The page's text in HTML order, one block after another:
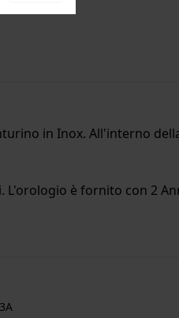
in Inox. All'interno
L'orologio è fornito con 2